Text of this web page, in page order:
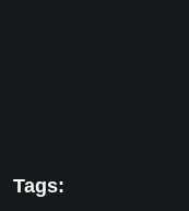
Tags: